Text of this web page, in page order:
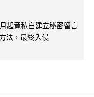
起竟私自建立秘密留言
法，最終入侵